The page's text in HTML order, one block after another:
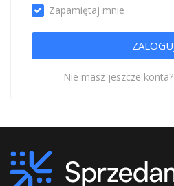
Zapamiętaj mnie
Nie masz jeszcze konta?